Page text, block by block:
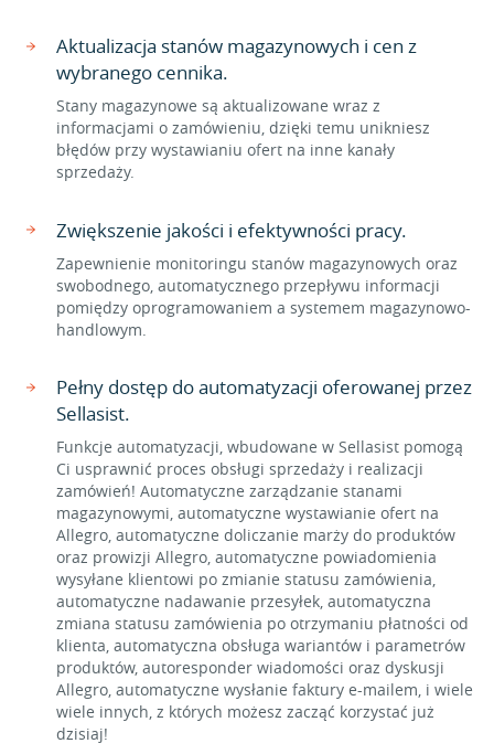
Aktualizacja stanów magazynowych i cen z
wybranego cennika.
Stany magazynowe są aktualizowane wraz z
informacjami o zamówieniu, dzięki temu unikniesz
błędów przy wystawianiu ofert na inne kanały
sprzedaży.
Zwiększenie jakości i efektywności pracy.
Zapewnienie monitoringu stanów magazynowych oraz
swobodnego, automatycznego przepływu informacji
pomiędzy oprogramowaniem a systemem magazynowo-
handlowym.
Pełny dostęp do automatyzacji oferowanej przez
Sellasist.
Funkcje automatyzacji, wbudowane w Sellasist pomogą
Ci usprawnić proces obsługi sprzedaży i realizacji
zamówień! Automatyczne zarządzanie stanami
magazynowymi, automatyczne wystawianie ofert na
Allegro, automatyczne doliczanie marży do produktów
oraz prowizji Allegro, automatyczne powiadomienia
wysyłane klientowi po zmianie statusu zamówienia,
automatyczne nadawanie przesyłek, automatyczna
zmiana statusu zamówienia po otrzymaniu płatności od
klienta, automatyczna obsługa wariantów i parametrów
produktów, autoresponder wiadomości oraz dyskusji
Allegro, automatyczne wysłanie faktury e-mailem, i wiele
wiele innych, z których możesz zacząć korzystać już
dzisiaj!